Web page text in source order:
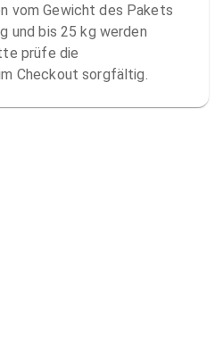
vom Gewicht des Pakets
und bis 25 kg werden
prüfe die
Checkout sorgfältig.